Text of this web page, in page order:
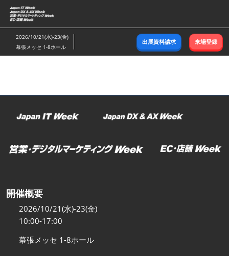
ス
キ
ッ
し
む
2026/10/21(水)-23(金)
幕張メッセ 1-8ホール
出展資料請求 来場登録
開催概要
2026/10/21(水)-23(金)
10:00-17:00
幕張メッセ 1-8ホール